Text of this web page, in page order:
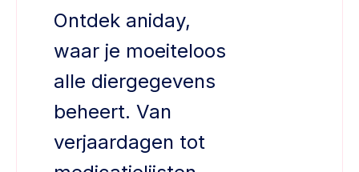
Ontdek aniday,
waar je moeiteloos
alle diergegevens
beheert. Van
verjaardagen tot